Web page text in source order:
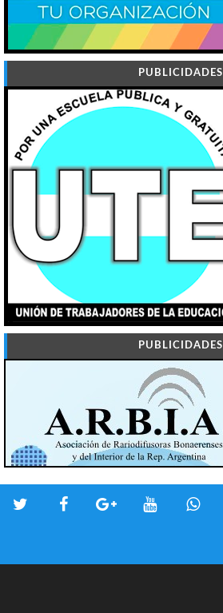
PUBLICIDADES
PUBLICIDADES